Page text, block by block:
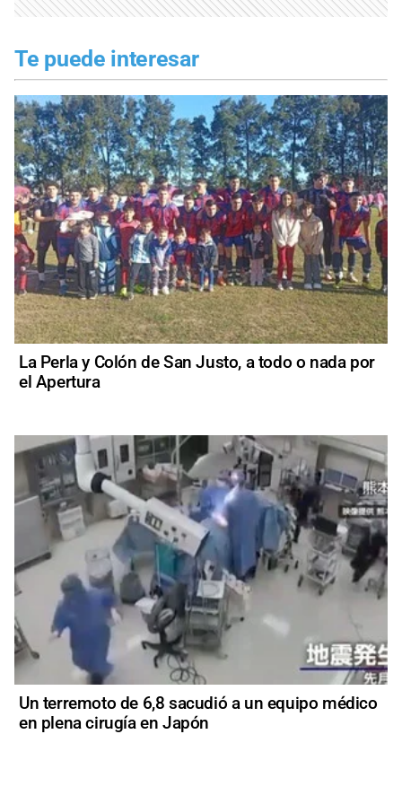
Te puede interesar
La Perla y Colón de San Justo, a todo o nada por
el Apertura
Un terremoto de 6,8 sacudió a un equipo médico
en plena cirugía en Japón